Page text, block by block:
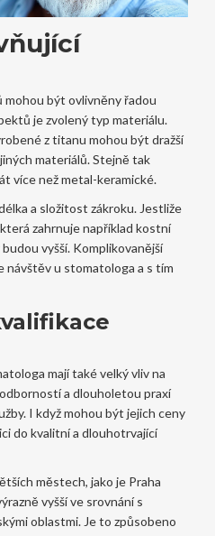
mohou být ovlivněny řadou
je zvolený typ materiálu.
z titanu mohou být dražší
materiálů. Stejně tak
více než metal-keramické.
a složitost zákroku. Jestliže
zahrnuje například kostní
vyšší. Komplikovanější
návštěv u stomatologa a s tím
mají také velký vliv na
a dlouholetou praxí
I když mohou být jejich ceny
do kvalitní a dlouhotrvající
městech, jako je Praha
vyšší ve srovnání s
oblastmi. Je to způsobeno